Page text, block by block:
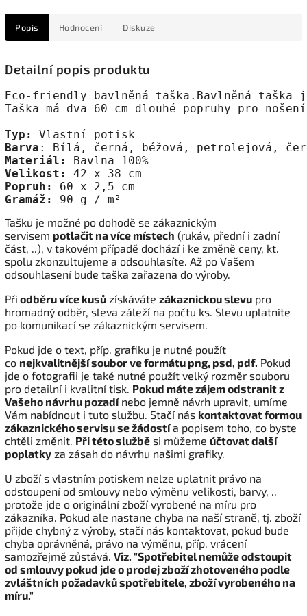
Popis Hodnocení Diskuze
Detailní popis produktu
Eco-friendly bavlněná taška.Bavlněná
Taška má dva 60 cm dlouhé popruhy pro
Typ:
Barva
Materiál:
Velikost:
Popruh:
Gramáž:
90 g / m²
Tašku je možné po dohodě se zákaznickým
servisem potlačit na více místech (rukáv, přední i zadní
část, ..), v takovém případě dochází i ke změně ceny, kt.
spolu zkonzultujeme a odsouhlasíte. Až po Vašem
odsouhlasení bude taška zařazena do výroby.
Při odběru více kusů získáváte zákaznickou slevu pro
hromadný odběr, sleva záleží na počtu ks. Slevu uplatníte
po komunikací se zákaznickým servisem.
Pokud jde o text, příp. grafiku je nutné použít
co nejkvalitnější soubor ve formátu png, psd, pdf. Pokud
jde o fotografii je také nutné použít velký rozměr souboru
pro detailní i kvalitní tisk. Pokud máte zájem odstranit z
Vašeho návrhu pozadínebo jemně návrh upravit, umíme
Vám nabídnout i tuto službu. Stačí nás kontaktovat formou
zákaznického servisu se žádostía popisem toho, co byste
chtěli změnit. Při této službě si můžeme účtovat další
poplatky za zásah do návrhu našimi grafiky.
U zboží s vlastním potiskem nelze uplatnit právo na
odstoupení od smlouvy nebo výměnu velikosti, barvy, ..
protože jde o originální zboží vyrobené na míru pro
zákazníka. Pokud ale nastane chyba na naší straně, tj. zboží
přijde chybný z výroby, stačí nás kontaktovat, pokud bude
chyba oprávněná, právo na výměnu, příp. vrácení
samozřejmě zůstává. Viz. "Spotřebitel nemůže odstoupit
od smlouvy pokud jde o prodej zboží zhotoveného podle
zvláštních požadavků spotřebitele, zboží vyrobeného na
míru."